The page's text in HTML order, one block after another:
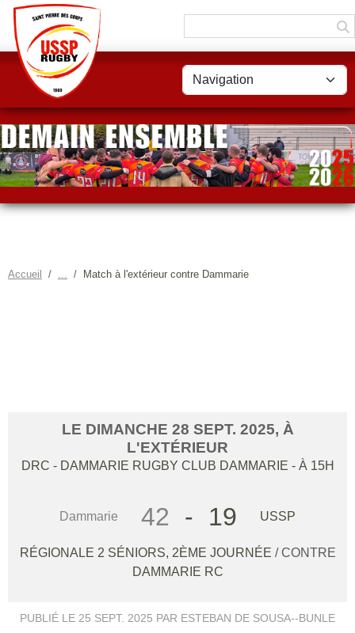
Accueil Match à l'extérieur contre Dammarie
LE DIMANCHE 28 SEPT. 2025, À
L'EXTÉRIEUR
DRC - DAMMARIE RUGBY CLUB DAMMARIE - À 15H
Dammarie 42 - 19 USSP
RÉGIONALE 2 SÉNIORS, 2ÈME JOURNÉE / CONTRE
DAMMARIE RC
PUBLIÉ LE 25 SEPT. 2025 PAR ESTEBAN DE SOUSA--BUNLE
Panneau de gestion des cookies